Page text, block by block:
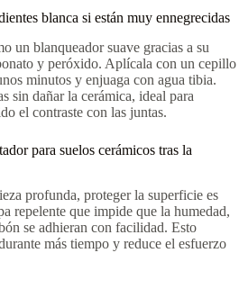
blanca si están muy ennegrecidas
un blanqueador suave gracias a su
y peróxido. Aplícala con un cepillo
minutos y enjuaga con agua tibia.
sin dañar la cerámica, ideal para
el contraste con las juntas.
para suelos cerámicos tras la
profunda, proteger la superficie es
repelente que impide que la humedad,
se adhieran con facilidad. Esto
más tiempo y reduce el esfuerzo